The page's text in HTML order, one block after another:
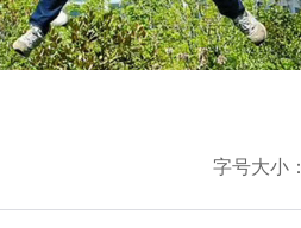
字号大小：